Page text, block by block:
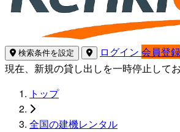
検索条件を設定 ログイン 会員登録
現在、新規の貸し出しを一時停止して
トップ
全国の建機レンタル